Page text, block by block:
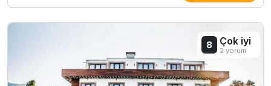
8 Çok iyi
2 yorum